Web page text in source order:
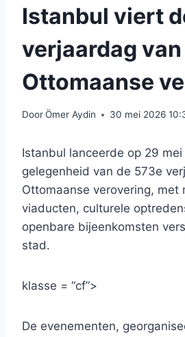
Istanbul viert
verjaardag van
Ottomaanse
DoorÖmer Aydin 30 mei 2026
Istanbul lanceerde op 29
gelegenheid van de 573e
Ottomaanse verovering, met
viaducten, culturele
openbare bijeenkomsten
stad.
klasse = “cf”>
De evenementen,